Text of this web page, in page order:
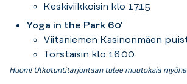
Keskiviikkoisin klo 17.15
Yoga in the Park 60'
Viitaniemen Kasinonmäen
Torstaisin klo 16.00
Huom! Ulkotuntitarjontaan tulee muutoksia